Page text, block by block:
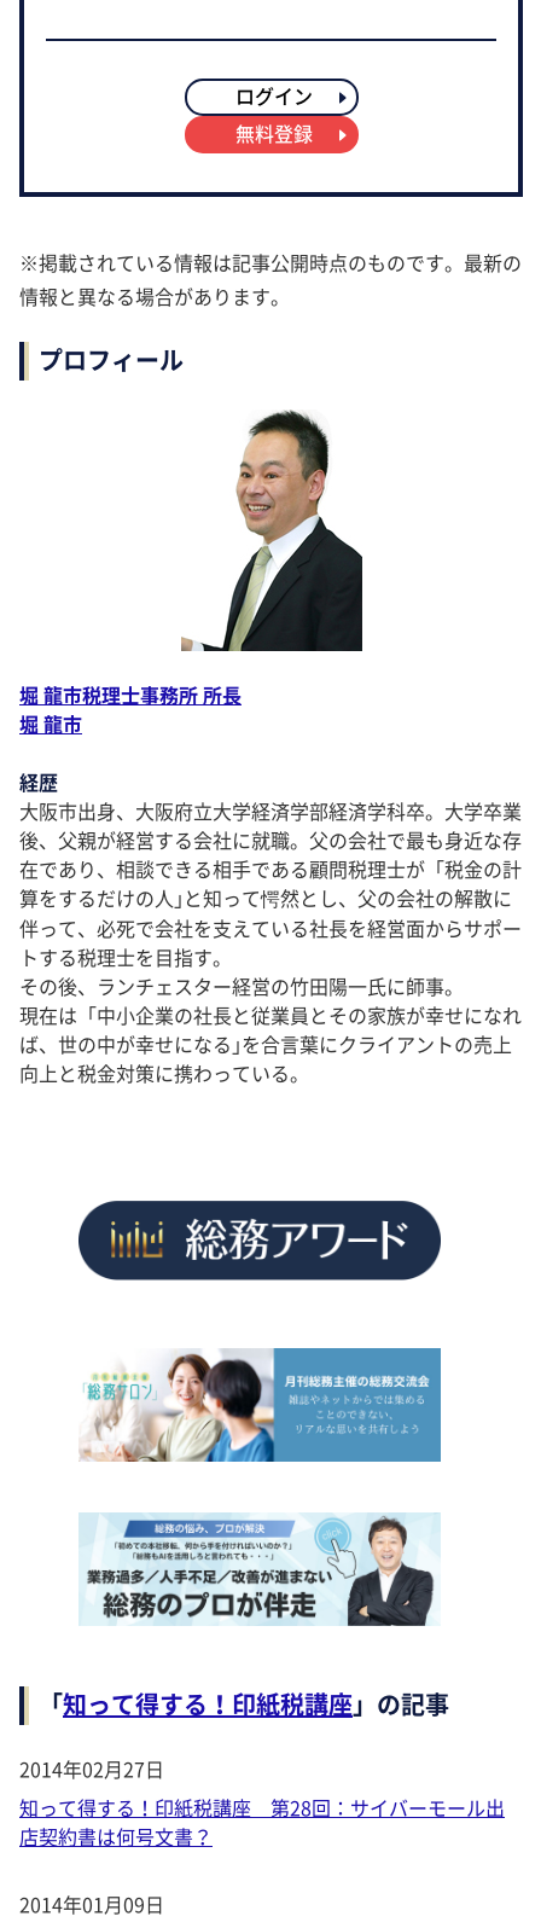
ログイン
無料登録
※掲載されている情報は記事公開時点のものです。最新の
情報と異なる場合があります。
プロフィール
堀 龍市税理士事務所 所長
堀 龍市
経歴
大阪市出身、大阪府立大学経済学部経済学科卒。大学卒業
後、父親が経営する会社に就職。父の会社で最も身近な存
在であり、相談できる相手である顧問税理士が「税金の計
算をするだけの人｣と知って愕然とし、父の会社の解散に
伴って、必死で会社を支えている社長を経営面からサポー
トする税理士を目指す。
その後、ランチェスター経営の竹田陽一氏に師事。
現在は「中小企業の社長と従業員とその家族が幸せになれ
ば、世の中が幸せになる｣を合言葉にクライアントの売上
向上と税金対策に携わっている。
「知って得する！印紙税講座」の記事
2014年02月27日
知って得する！印紙税講座 第28回：サイバーモール出
店契約書は何号文書？
2014年01月09日